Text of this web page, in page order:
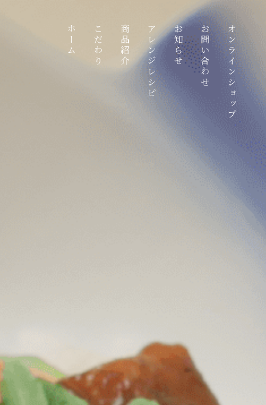
ホーム こだわり 商品紹介 アレンジレシピ お知らせ お問い合わせ オンラインショップ